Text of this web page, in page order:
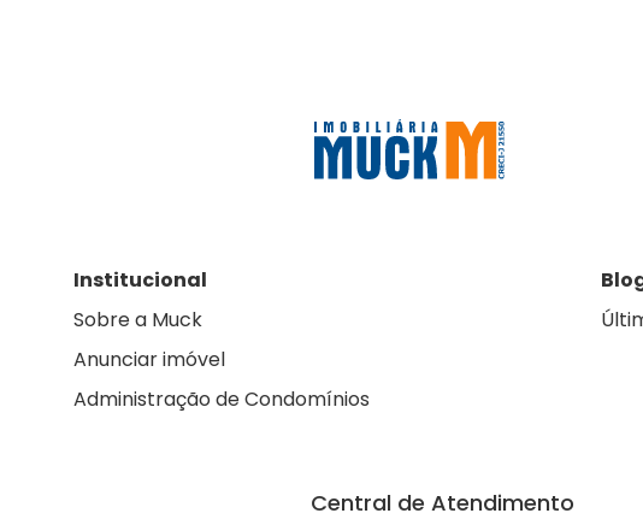
Institucional
Sobre a Muck
Anunciar imóvel
Administração de Condomínios
Central de Atendimento